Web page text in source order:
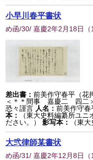
小早川春平書状
め函/30/ 嘉慶2年2月18日 （
差出書：前美作守春平（花
＜＊＊間事 嘉慶二 四二
恐々謹言 人名：前美作守春
本：
（東大史料編纂所ユ
ださい。）
影写本： （東
大弐律師某書状
め函/31/ 嘉慶2年12月8日 （